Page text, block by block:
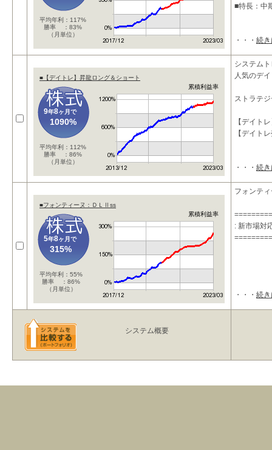
平均年利：117%
勝率 ：83%
（月単位）
■特長：中
・・・ 続
■【デイトレ】昇龍ロング＆ショート
累積利益率
9年8ヶ月で
1090%
平均年利：112%
勝率 ：86%
（月単位）
システム
人気のデ
ストラテ
【デイト
【デイト
・・・ 続
■フォンティーヌ：ＤＬⅡss
累積利益率
5年8ヶ月で
315%
平均年利：55%
勝率 ：86%
（月単位）
フォンテ
: 新市場対
・・・ 続
システム概要